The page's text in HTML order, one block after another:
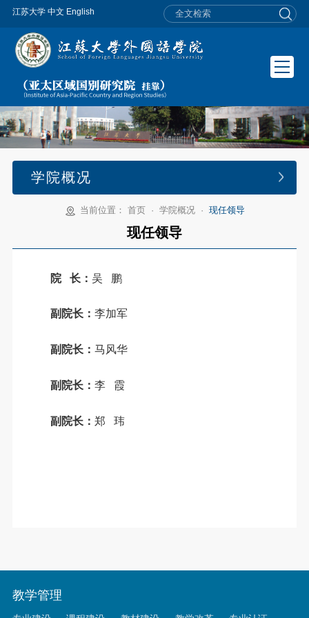
江苏大学 中文 English
学院概况
当前位置： 首页 ·学院概况 ·现任领导
现任领导
院 长：吴 鹏
副院长：李加军
副院长：马风华
副院长：李 霞
副院长：郑 玮
教学管理